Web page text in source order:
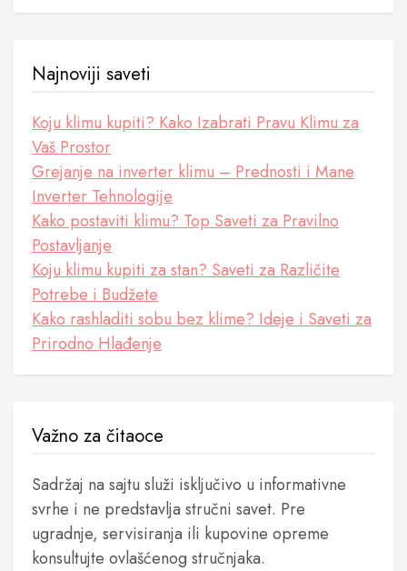
Najnoviji saveti
Koju klimu kupiti? Kako Izabrati Pravu Klimu za
Vaš Prostor
Grejanje na inverter klimu – Prednosti i Mane
Inverter Tehnologije
Kako postaviti klimu? Top Saveti za Pravilno
Postavljanje
Koju klimu kupiti za stan? Saveti za Različite
Potrebe i Budžete
Kako rashladiti sobu bez klime? Ideje i Saveti za
Prirodno Hlađenje
Važno za čitaoce
Sadržaj na sajtu služi isključivo u informativne
svrhe i ne predstavlja stručni savet. Pre
ugradnje, servisiranja ili kupovine opreme
konsultujte ovlašćenog stručnjaka.